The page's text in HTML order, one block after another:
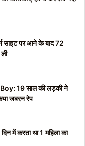
पर आने के बाद 72
19 साल की लड़की ने
जबरन रेप
में करता था 1 महिला का